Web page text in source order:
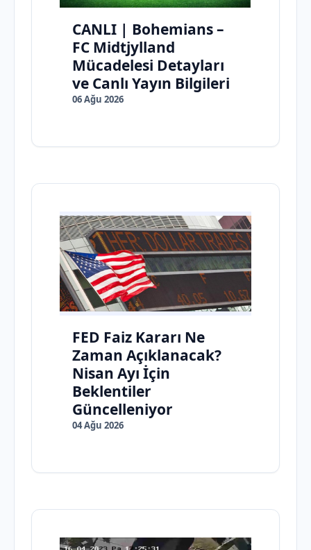
CANLI | Bohemians –
FC Midtjylland
Mücadelesi Detayları
ve Canlı Yayın Bilgileri
06 Ağu 2026
FED Faiz Kararı Ne
Zaman Açıklanacak?
Nisan Ayı İçin
Beklentiler
Güncelleniyor
04 Ağu 2026